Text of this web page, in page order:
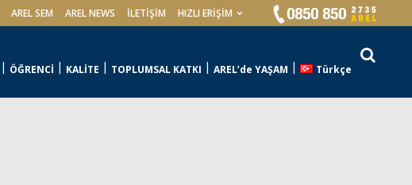
AREL SEM AREL NEWS İLETIŞIM HIZLI ERİŞİM
ÖĞRENCİ KALİTE TOPLUMSAL KATKI AREL’de YAŞAM Türkçe